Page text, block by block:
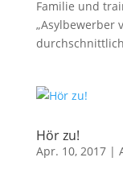
Familie und
„Asylbewerber
Hör zu!
Apr. 10, 2017|